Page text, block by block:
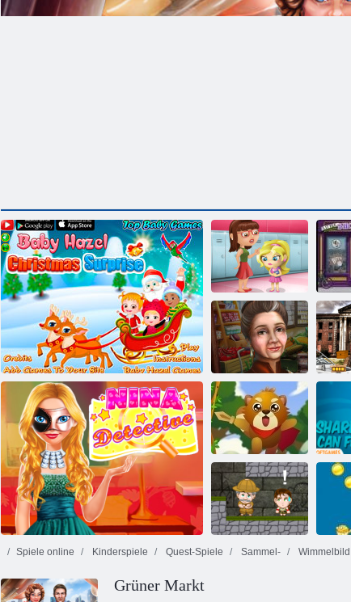
Baby- Haselnuss -Weihnachtsüberraschung
Slacking
Spielschule
Besonderer Tag
Eichhörnchen-
Held
Spiele online Kinderspiele Quest-Spiele Sammel- Wimmelbild
Grüner Markt